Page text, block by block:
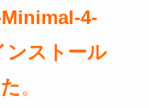
4-
ンストール
。